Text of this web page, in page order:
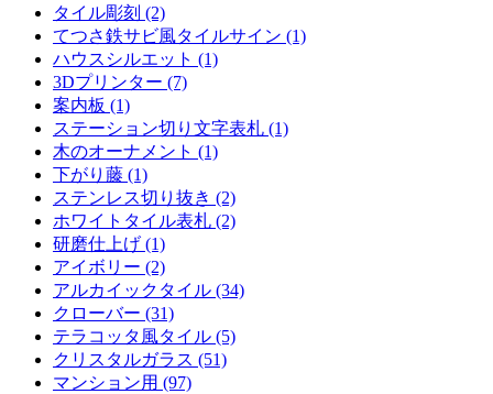
タイル彫刻 (2)
てつさ鉄サビ風タイルサイン (1)
ハウスシルエット (1)
3Dプリンター (7)
案内板 (1)
ステーション切り文字表札 (1)
木のオーナメント (1)
下がり藤 (1)
ステンレス切り抜き (2)
ホワイトタイル表札 (2)
研磨仕上げ (1)
アイボリー (2)
アルカイックタイル (34)
クローバー (31)
テラコッタ風タイル (5)
クリスタルガラス (51)
マンション用 (97)